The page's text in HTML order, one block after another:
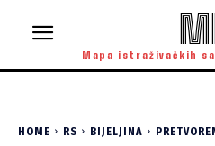
Mapa istraživačkih
HOME RS BIJELJINA